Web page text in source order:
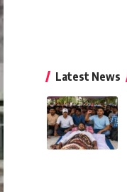
Latest News